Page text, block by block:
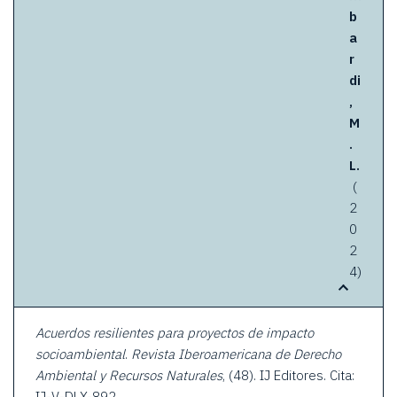
b
a
r
di
,
M
.
L.
(
2
0
2
4)
Acuerdos resilientes para proyectos de impacto
socioambiental. Revista Iberoamericana de Derecho
Ambiental y Recursos Naturales, (48). IJ Editores. Cita: